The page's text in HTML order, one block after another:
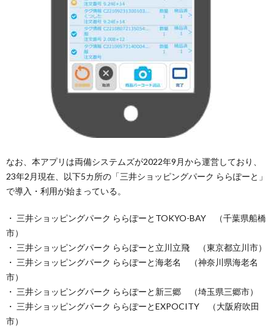
なお、本アプリは両備システムズが2022年9月から運営しており、
23年2月現在、以下5カ所の「三井ショッピングパーク ららぽーと」
で導入・利用が始まっている。
・ 三井ショッピングパーク ららぽーとTOKYO-BAY （千葉県船橋
市）
・ 三井ショッピングパーク ららぽーと立川立飛 （東京都立川市）
・ 三井ショッピングパーク ららぽーと海老名 （神奈川県海老名
市）
・ 三井ショッピングパーク ららぽーと新三郷 （埼玉県三郷市）
・ 三井ショッピングパーク ららぽーとEXPOCITY （大阪府吹田
市）